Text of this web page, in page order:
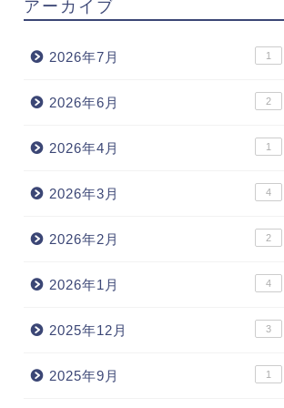
アーカイブ
2026年7月 1
2026年6月 2
2026年4月 1
2026年3月 4
2026年2月 2
2026年1月 4
2025年12月 3
2025年9月 1